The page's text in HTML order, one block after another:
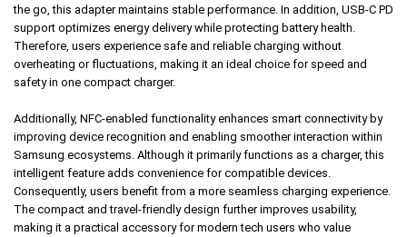
the go, this adapter maintains stable performance. In addition, USB-C PD
support optimizes energy delivery while protecting battery health.
Therefore, users experience safe and reliable charging without
overheating or fluctuations, making it an ideal choice for speed and
safety in one compact charger.
Additionally, NFC-enabled functionality enhances smart connectivity by
improving device recognition and enabling smoother interaction within
Samsung ecosystems. Although it primarily functions as a charger, this
intelligent feature adds convenience for compatible devices.
Consequently, users benefit from a more seamless charging experience.
The compact and travel-friendly design further improves usability,
making it a practical accessory for modern tech users who value